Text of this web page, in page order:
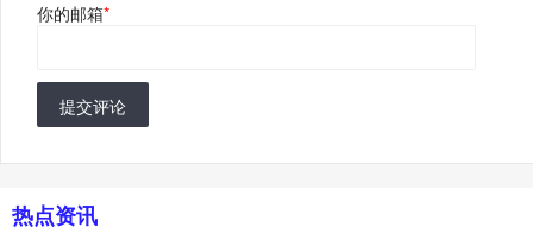
你的邮箱*
提交评论
热点资讯